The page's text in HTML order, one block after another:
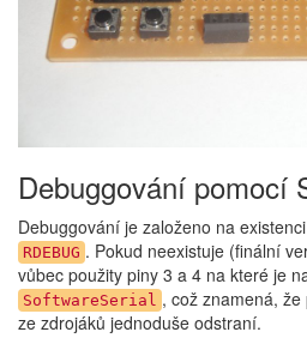
Debuggování pomocí
Debuggování je založeno na
RDEBUG . Pokud neexistuje (finální
vůbec použity piny 3 a 4 na které je
SoftwareSerial , což znamená,
ze zdrojáků jednoduše odstraní.